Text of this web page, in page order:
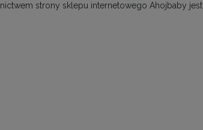
strony sklepu internetowego Ahojbaby